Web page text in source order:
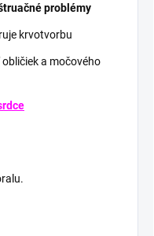
problémy
krvotvorbu
a močového